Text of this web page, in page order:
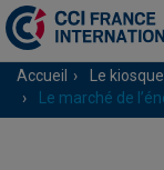
Accueil
Le kiosque
Le marché de